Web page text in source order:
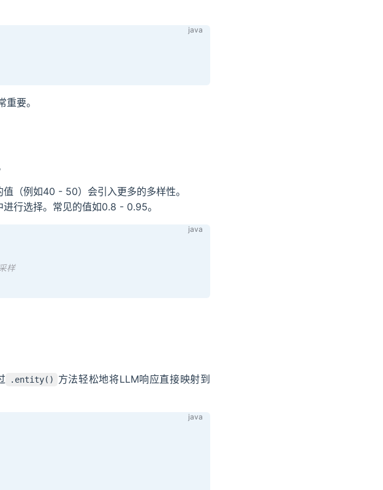
要。
（例如40 - 50）会引入更多的多样性。
行选择。常见的值如0.8 - 0.95。
样
.entity()
方法轻松地将LLM响应直接映射到